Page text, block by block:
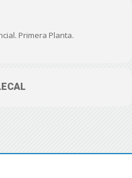
Primera Planta.